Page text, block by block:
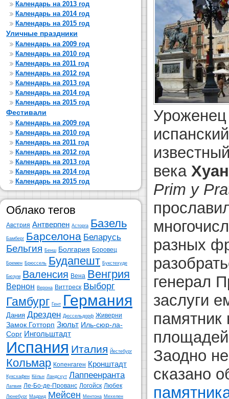
Календарь на 2013 год
Календарь на 2014 год
Календарь на 2015 год
Уличные праздники
Календарь на 2009 год
Календарь на 2010 год
Календарь на 2011 год
Календарь на 2012 год
Календарь на 2013 год
Календарь на 2014 год
Календарь на 2015 год
Фестивали
Календарь на 2009 год
Календарь на 2010 год
Календарь на 2011 год
Календарь на 2012 год
Календарь на 2013 год
Календарь на 2014 год
Календарь на 2015 год
Облако тегов
Австрия Антверпен Асторга Базель
Бамберг Барселона Беларусь
Бельгия Бенш Болгария Боровец
Бремен Брюссель Будапешт Букстехуде
Бюзум Валенсия Вена Венгрия
Вернон Верона Виттреск Выборг
Гамбург Гент Германия
Дания Дрезден Дюссельдорф Живерни
Замок Готторп Зюльт Иль-сюр-ла-
Сорг Ингольштадт
Испания Италия Йестебург
Кольмар Копенгаген Кронштадт
Куксхафен Кёльн Ландсхут Лаппеенранта
Латвия Ле-Бо-де-Прованс Логойск Любек
Люнебург Мадрид Мейсен Ментона Мехелен
века
Prim y
разных
генерал
заслуги
памятник
площадей
Заодно
сказано